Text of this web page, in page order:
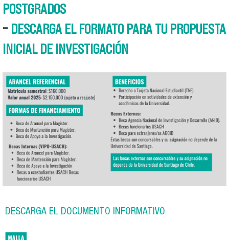
POSTGRADOS
- DESCARGA EL FORMATO PARA TU PROPUESTA
INICIAL DE INVESTIGACIÓN
3.png
DESCARGA EL DOCUMENTO INFORMATIVO